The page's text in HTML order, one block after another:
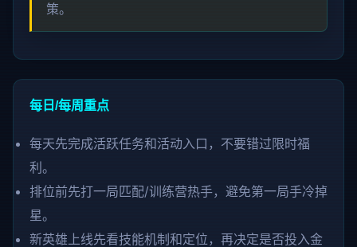
策。
每日/每周重点
每天先完成活跃任务和活动入口，不要错过限时福
利。
排位前先打一局匹配/训练营热手，避免第一局手冷掉
星。
新英雄上线先看技能机制和定位，再决定是否投入金